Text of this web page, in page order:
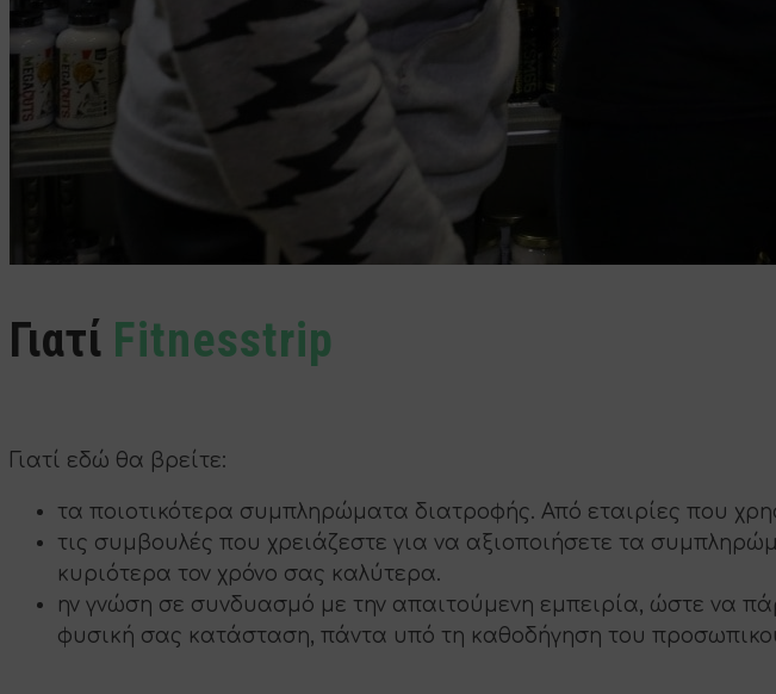
Γιατί Fitnesstrip
Γιατί εδώ θα βρείτε:
τα ποιοτικότερα συμπληρώματα διατροφής. Από εταιρίες που
τις συμβουλές που χρειάζεστε για να αξιοποιήσετε τα
κυριότερα τον χρόνο σας καλύτερα.
ην γνώση σε συνδυασμό με την απαιτούμενη εμπειρία, ώστε να
φυσική σας κατάσταση, πάντα υπό τη καθοδήγηση του